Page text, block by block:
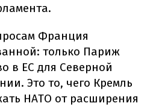
Франция
только Париж
в ЕС для Северной
Это то, чего Кремль
НАТО от расширения